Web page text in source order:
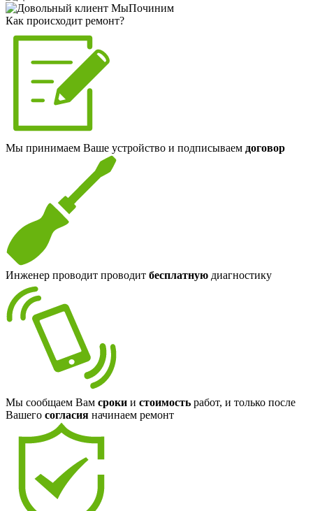
Как происходит ремонт?
Мы принимаем Ваше устройство и подписываем договор
Инженер проводит проводит бесплатную диагностику
Мы сообщаем Вам сроки и стоимость работ, и только после
Вашего согласия начинаем ремонт